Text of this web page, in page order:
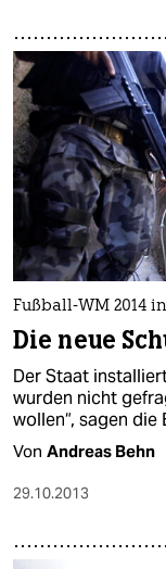
Fußball-WM 2014
Die neue
Der Staat
wurden nicht
wollen“, sagen die
Von Andreas Behn
29.10.2013